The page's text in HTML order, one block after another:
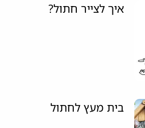
איך לצייר חתול?
בית מעץ לחתול